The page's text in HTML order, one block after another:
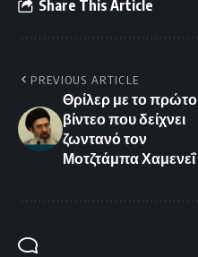
Share This Article
PREVIOUS ARTICLE
Θρίλερ με το πρώτο
βίντεο που δείχνει
ζωντανό τον
Μοτζτάμπα Χαμενεΐ